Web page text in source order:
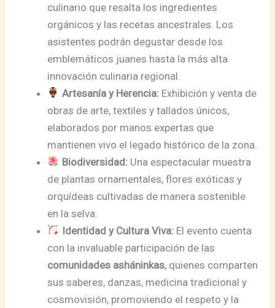
culinario que resalta los ingredientes
orgánicos y las recetas ancestrales. Los
asistentes podrán degustar desde los
emblemáticos juanes hasta la más alta
innovación culinaria regional.
Artesanía y Herencia: Exhibición y venta de
obras de arte, textiles y tallados únicos,
elaborados por manos expertas que
mantienen vivo el legado histórico de la zona.
Biodiversidad: Una espectacular muestra
de plantas ornamentales, flores exóticas y
orquídeas cultivadas de manera sostenible
en la selva.
Identidad y Cultura Viva: El evento cuenta
con la invaluable participación de las
comunidades asháninkas, quienes comparten
sus saberes, danzas, medicina tradicional y
cosmovisión, promoviendo el respeto y la